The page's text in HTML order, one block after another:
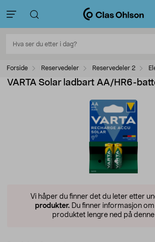
Forside Reservedeler Reservedeler 2
VARTA Solar ladbart AA/HR6-
Vi håper du finner det du leter etter
produkter. Du finner informasjon
produktet lengre ned på denne